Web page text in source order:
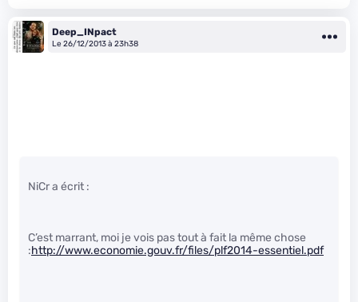
Deep_INpact
Le 26/12/2013 à 23h38
NiCr a écrit :
C’est marrant, moi je vois pas tout à fait la même chose
:http://www.economie.gouv.fr/files/plf2014-essentiel.pdf